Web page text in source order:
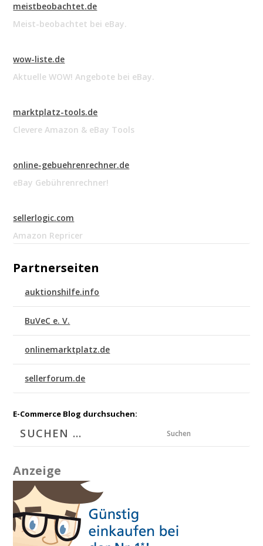
meistbeobachtet.de
Meist-beobachtet bei eBay.
wow-liste.de
Aktuelle WOW! Angebote bei eBay.
marktplatz-tools.de
Clevere Amazon & eBay Tools
online-gebuehrenrechner.de
eBay Gebührenrechner!
sellerlogic.com
Amazon Repricer
Partnerseiten
auktionshilfe.info
BuVeC e. V.
onlinemarktplatz.de
sellerforum.de
E-Commerce Blog durchsuchen:
Suchen
Anzeige